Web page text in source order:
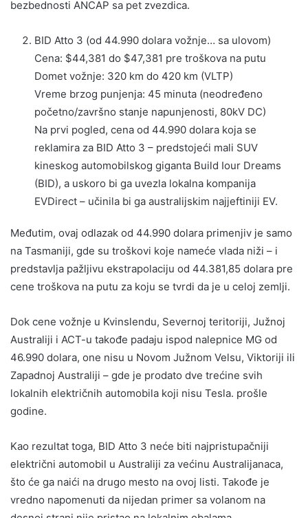
bezbednosti ANCAP sa pet zvezdica.
BID Atto 3 (od 44.990 dolara vožnje… sa ulovom)
Cena: $44,381 do $47,381 pre troškova na putu
Domet vožnje: 320 km do 420 km (VLTP)
Vreme brzog punjenja: 45 minuta (neodređeno
početno/završno stanje napunjenosti, 80kV DC)
Na prvi pogled, cena od 44.990 dolara koja se
reklamira za BID Atto 3 – predstojeći mali SUV
kineskog automobilskog giganta Build Iour Dreams
(BID), a uskoro bi ga uvezla lokalna kompanija
EVDirect – učinila bi ga australijskim najjeftiniji EV.
Međutim, ovaj odlazak od 44.990 dolara primenjiv je samo
na Tasmaniji, gde su troškovi koje nameće vlada niži – i
predstavlja pažljivu ekstrapolaciju od 44.381,85 dolara pre
cene troškova na putu za koju se tvrdi da je u celoj zemlji.
Dok cene vožnje u Kvinslendu, Severnoj teritoriji, Južnoj
Australiji i ACT-u takođe padaju ispod nalepnice MG od
46.990 dolara, one nisu u Novom Južnom Velsu, Viktoriji ili
Zapadnoj Australiji – gde je prodato dve trećine svih
lokalnih električnih automobila koji nisu Tesla. prošle
godine.
Kao rezultat toga, BID Atto 3 neće biti najpristupačniji
električni automobil u Australiji za većinu Australijanaca,
što će ga naići na drugo mesto na ovoj listi. Takođe je
vredno napomenuti da nijedan primer sa volanom na